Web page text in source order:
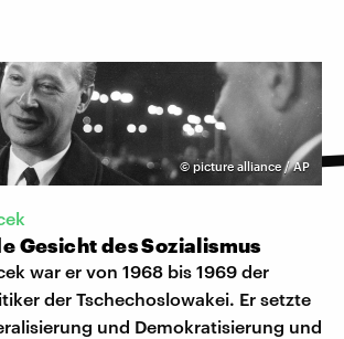
©picture alliance / AP
Gesicht des Sozialismus
war er von 1968 bis 1969 der
der Tschechoslowakei. Er setzte
und Demokratisierung und